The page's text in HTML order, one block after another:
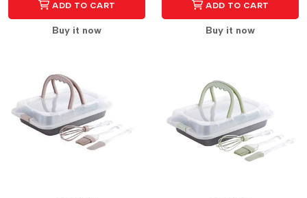
ADD TO CART
Buy it now
ADD TO CART
Buy it now